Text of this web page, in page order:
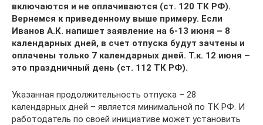
включаются и не оплачиваются (ст. 120 ТК РФ).
Вернемся к приведенному выше примеру. Если
Иванов А.К. напишет заявление на 6-13 июня – 8
календарных дней, в счет отпуска будут зачтены и
оплачены только 7 календарных дней. Т.к. 12 июня –
это праздничный день (ст. 112 ТК РФ).
Указанная продолжительность отпуска – 28
календарных дней – является минимальной по ТК РФ. И
работодатель по своей инициативе может установить